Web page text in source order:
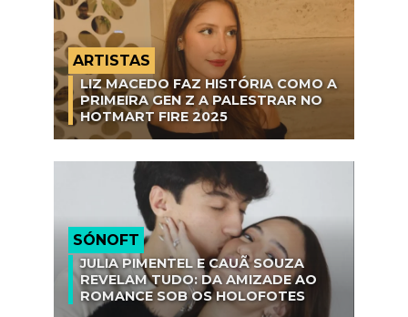
ARTISTAS
LIZ MACEDO FAZ HISTÓRIA COMO A
PRIMEIRA GEN Z A PALESTRAR NO
HOTMART FIRE 2025
SÓNOFT
JULIA PIMENTEL E CAUÃ SOUZA
REVELAM TUDO: DA AMIZADE AO
ROMANCE SOB OS HOLOFOTES